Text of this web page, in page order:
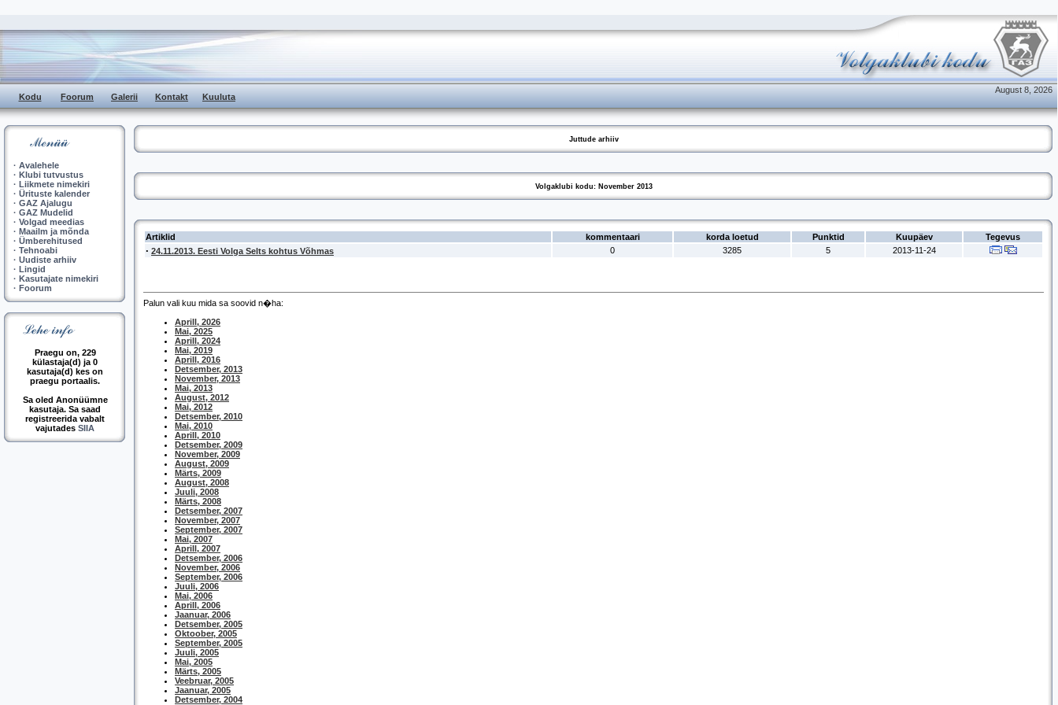
Kodu Foorum Galerii Kontakt Kuuluta
August 8, 2026
· Avalehele
· Klubi tutvustus
· Liikmete nimekiri
· Ürituste kalender
· GAZ Ajalugu
· GAZ Mudelid
· Volgad meedias
· Maailm ja mõnda
· Ümberehitused
· Tehnoabi
· Uudiste arhiiv
· Lingid
· Kasutajate nimekiri
· Foorum
Praegu on, 229
külastaja(d) ja 0
kasutaja(d) kes on
praegu portaalis.
Sa oled Anonüümne
kasutaja. Sa saad
registreerida vabalt
vajutades SIIA
Juttude arhiiv
Volgaklubi kodu: November 2013
Artiklid kommentaari korda loetud Punktid Kuupäev Tegevus
· 24.11.2013. Eesti Volga Selts kohtus Võhmas 0 3285 5 2013-11-24
Palun vali kuu mida sa soovid n�ha:
Aprill, 2026
Mai, 2025
Aprill, 2024
Mai, 2019
Aprill, 2016
Detsember, 2013
November, 2013
Mai, 2013
August, 2012
Mai, 2012
Detsember, 2010
Mai, 2010
Aprill, 2010
Detsember, 2009
November, 2009
August, 2009
Märts, 2009
August, 2008
Juuli, 2008
Märts, 2008
Detsember, 2007
November, 2007
September, 2007
Mai, 2007
Aprill, 2007
Detsember, 2006
November, 2006
September, 2006
Juuli, 2006
Mai, 2006
Aprill, 2006
Jaanuar, 2006
Detsember, 2005
Oktoober, 2005
September, 2005
Juuli, 2005
Mai, 2005
Märts, 2005
Veebruar, 2005
Jaanuar, 2005
Detsember, 2004